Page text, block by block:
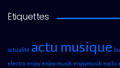
Étiquettes
actualité actu musique
electro enjoy enjoy-musik enjoymusik exclu